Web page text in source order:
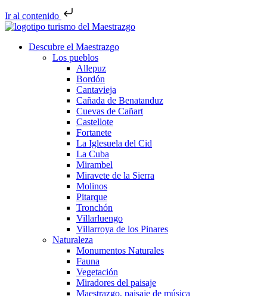
Ir al contenido
Descubre el Maestrazgo
Los pueblos
Allepuz
Bordón
Cantavieja
Cañada de Benatanduz
Cuevas de Cañart
Castellote
Fortanete
La Iglesuela del Cid
La Cuba
Mirambel
Miravete de la Sierra
Molinos
Pitarque
Tronchón
Villarluengo
Villarroya de los Pinares
Naturaleza
Monumentos Naturales
Fauna
Vegetación
Miradores del paisaje
Maestrazgo, paisaje de música